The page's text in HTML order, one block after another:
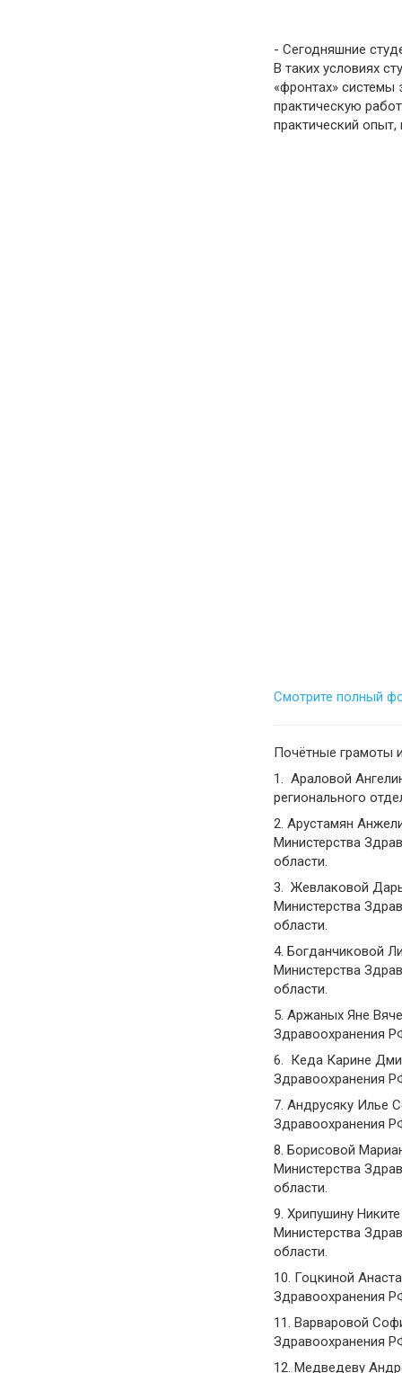
- Сегодняшние
В таких условиях
«фронтах» системы
практическую
практический
Смотрите полный
Почётные грамоты
1. Араловой
регионального
2. Арустамян
Министерства
области.
3. Жевлаковой
Министерства
области.
4. Богданчиковой
Министерства
области.
5. Аржаных Яне
Здравоохранения
6. Кеда Карине
Здравоохранения
7. Андрусяку Илье
Здравоохранения
8. Борисовой
Министерства
области.
9. Хрипушину
Министерства
области.
10. Гоцкиной
Здравоохранения
11. Варваровой
Здравоохранения
12. Медведеву